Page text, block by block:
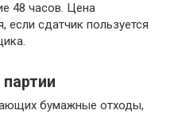
48 часов. Цена
если сдатчик пользуется
бумажные отходы,